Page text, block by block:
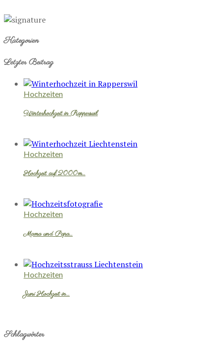
Kategorien
Letzter Beitrag
Hochzeiten
Winterhochzeit in Rapperswil
Hochzeiten
Hochzeit auf 2000m…
Hochzeiten
Mama und Papa…
Hochzeiten
Juni Hochzeit in…
Schlagwörter